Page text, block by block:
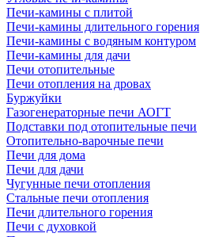
Печи-камины с плитой
Печи-камины длительного горения
Печи-камины с водяным контуром
Печи-камины для дачи
Печи отопительные
Печи отопления на дровах
Буржуйки
Газогенераторные печи АОГТ
Подставки под отопительные печи
Отопительно-варочные печи
Печи для дома
Печи для дачи
Чугунные печи отопления
Стальные печи отопления
Печи длительного горения
Печи с духовкой